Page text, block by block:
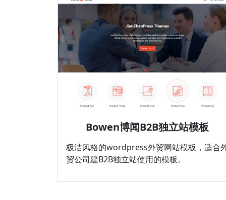
Bowen博闻B2B独立站模板
极洁风格的wordpress外贸网站模板，适合
贸公司建B2B独立站使用的模板。